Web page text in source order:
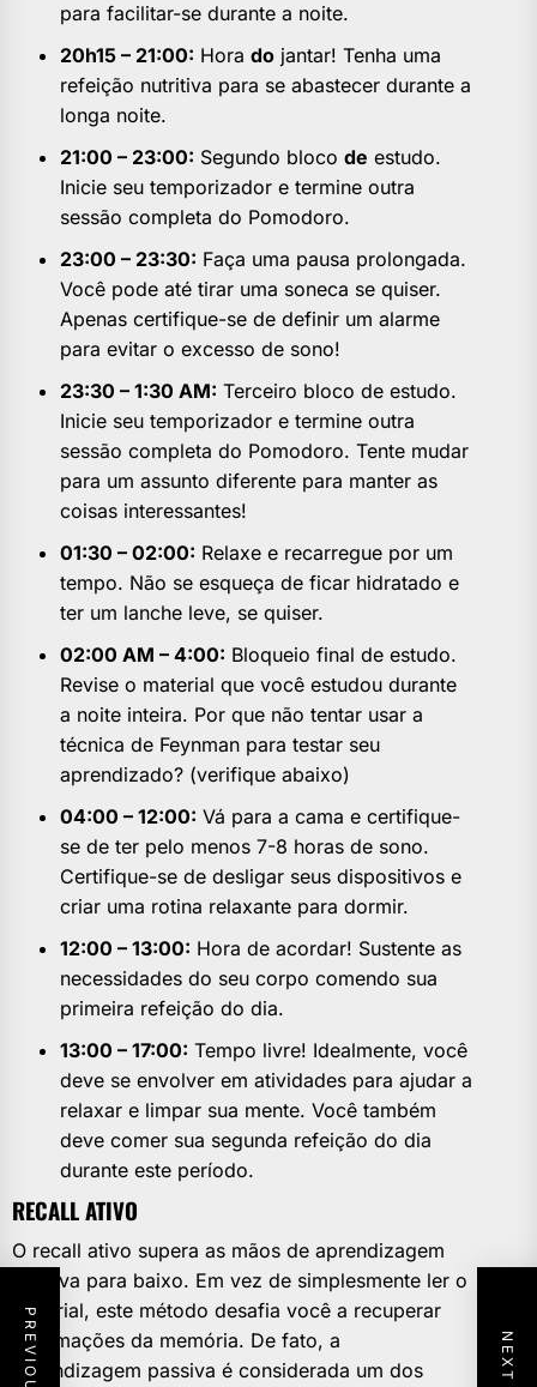
para facilitar-se durante a noite.
20h15 – 21:00: Hora do jantar! Tenha uma
refeição nutritiva para se abastecer durante a
longa noite.
21:00 – 23:00: Segundo bloco de estudo.
Inicie seu temporizador e termine outra
sessão completa do Pomodoro.
23:00 – 23:30: Faça uma pausa prolongada.
Você pode até tirar uma soneca se quiser.
Apenas certifique-se de definir um alarme
para evitar o excesso de sono!
23:30 – 1:30 AM: Terceiro bloco de estudo.
Inicie seu temporizador e termine outra
sessão completa do Pomodoro. Tente mudar
para um assunto diferente para manter as
coisas interessantes!
01:30 – 02:00: Relaxe e recarregue por um
tempo. Não se esqueça de ficar hidratado e
ter um lanche leve, se quiser.
02:00 AM – 4:00: Bloqueio final de estudo.
Revise o material que você estudou durante
a noite inteira. Por que não tentar usar a
técnica de Feynman para testar seu
aprendizado? (verifique abaixo)
04:00 – 12:00: Vá para a cama e certifique-
se de ter pelo menos 7-8 horas de sono.
Certifique-se de desligar seus dispositivos e
criar uma rotina relaxante para dormir.
12:00 – 13:00: Hora de acordar! Sustente as
necessidades do seu corpo comendo sua
primeira refeição do dia.
13:00 – 17:00: Tempo livre! Idealmente, você
deve se envolver em atividades para ajudar a
relaxar e limpar sua mente. Você também
deve comer sua segunda refeição do dia
durante este período.
RECALL ATIVO
O recall ativo supera as mãos de aprendizagem
passiva para baixo. Em vez de simplesmente ler o
material, este método desafia você a recuperar
informações da memória. De fato, a
aprendizagem passiva é considerada um dos